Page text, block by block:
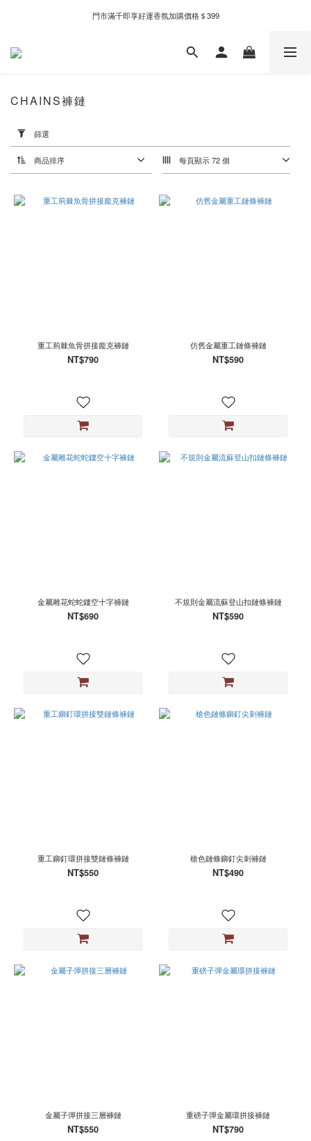
新自製款系列首批限時優惠｜單件95折，任兩件9折
門市滿千即享好運香氛加購價格＄399
全家取件滿千贈Fami!ce冰淇淋兌換券
篩
選
(0/20)
價格
(NT$)
CHAINS褲鏈
篩選
商品排序 每頁顯示 72 個
重工荊棘魚骨拼接龐克褲鏈
NT$790
仿舊金屬重工鏈條褲鏈
NT$590
金屬雕花蛇蛇鏤空十字褲鏈
NT$690
不規則金屬流蘇登山扣鏈條褲鏈
NT$590
重工鉚釘環拼接雙鏈條褲鏈
NT$550
槍色鏈條鉚釘尖刺褲鏈
NT$490
金屬子彈拼接三層褲鏈
NT$550
重磅子彈金屬環拼接褲鏈
NT$790